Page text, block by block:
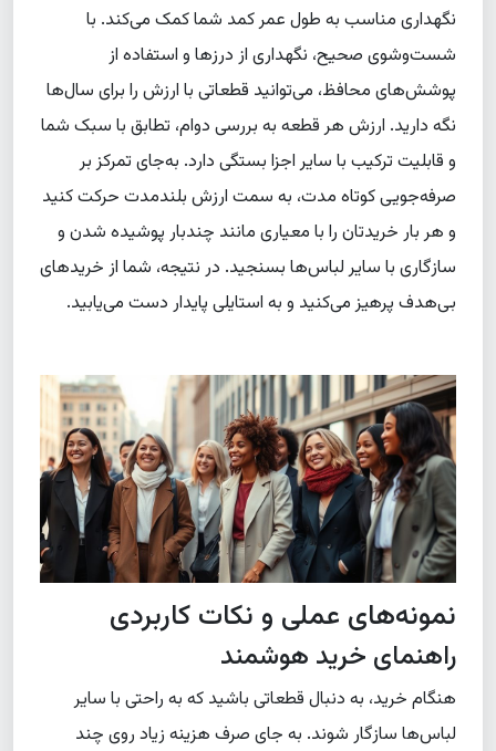
نگهداری مناسب به طول عمر کمد شما کمک می‌کند. با
شست‌وشوی صحیح، نگهداری از درزها و استفاده از
پوشش‌های محافظ، می‌توانید قطعاتی با ارزش را برای سال‌ها
نگه دارید. ارزش هر قطعه به بررسی دوام، تطابق با سبک شما
و قابلیت ترکیب با سایر اجزا بستگی دارد. به‌جای تمرکز بر
صرفه‌جویی کوتاه مدت، به سمت ارزش بلندمدت حرکت کنید
و هر بار خریدتان را با معیاری مانند چندبار پوشیده شدن و
سازگاری با سایر لباس‌ها بسنجید. در نتیجه، شما از خریدهای
بی‌هدف پرهیز می‌کنید و به استایلی پایدار دست می‌یابید.
نمونه‌های عملی و نکات کاربردی
راهنمای خرید هوشمند
هنگام خرید، به دنبال قطعاتی باشید که به راحتی با سایر
لباس‌ها سازگار شوند. به جای صرف هزینه زیاد روی چند